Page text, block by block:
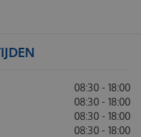
08:30 - 18:00
08:30 - 18:00
08:30 - 18:00
08:30 - 18:00